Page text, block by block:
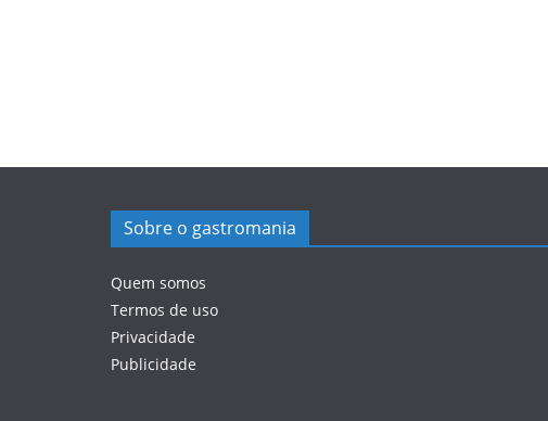
Sobre o gastromania
Quem somos
Termos de uso
Privacidade
Publicidade